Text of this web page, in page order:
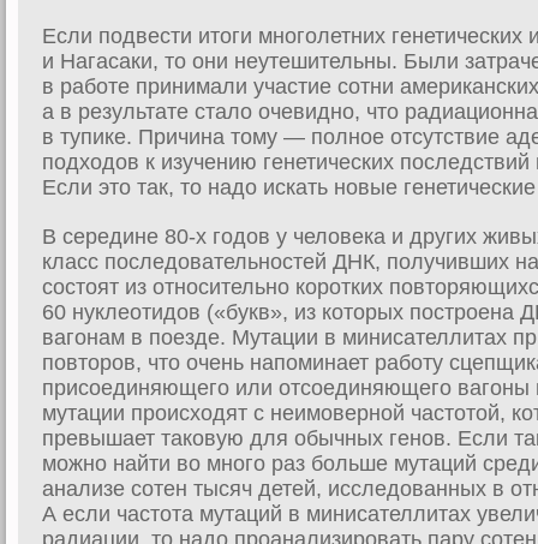
Если подвести итоги многолетних
и Нагасаки, то они неутешительны. Были
в работе принимали участие сотни
а в результате стало очевидно, что
в тупике. Причина тому — полное отсутствие
подходов к изучению генетических
Если это так, то надо искать новые
В середине 80-х годов у человека и других
класс последовательностей ДНК, получивших
состоят из относительно коротких
60 нуклеотидов («букв», из которых построена
вагонам в поезде. Мутации в минисателлитах
повторов, что очень напоминает работу
присоединяющего или отсоединяющего
мутации происходят с неимоверной частотой,
превышает таковую для обычных генов. Если
можно найти во много раз больше мутаций
анализе сотен тысяч детей, исследованных в
А если частота мутаций в минисателлитах
радиации, то надо проанализировать пару